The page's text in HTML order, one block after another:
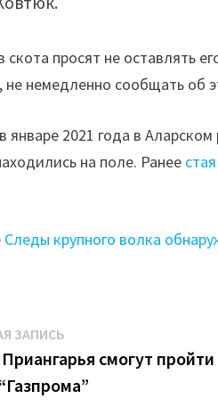
скота просят не оставлять
немедленно сообщать об
январе 2021 года в
на поле. Ранее
Следы крупного волка
ЗАПИСЬ
запись:смогут пройти